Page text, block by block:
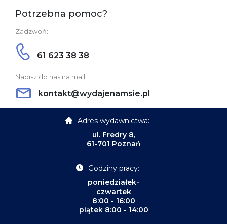
Potrzebna pomoc?
Zadzwoń:
61 623 38 38
Napisz do nas na mail:
kontakt@wydajenamsie.pl
Adres wydawnictwa:
ul. Fredry 8,
61-701 Poznań
Godziny pracy:
poniedziałek-
czwartek
8:00 - 16:00
piątek 8:00 - 14:00